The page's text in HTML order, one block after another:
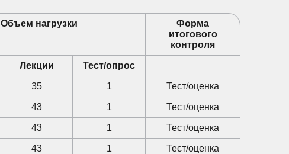
Объем нагрузки
Форма
итогового
контроля
Лекции Тест/опрос
35 1 Тест/оценка
43 1 Тест/оценка
43 1 Тест/оценка
43 1 Тест/оценка